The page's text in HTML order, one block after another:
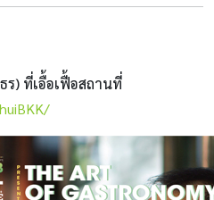
) ที่เอื้อเฟื้อสถานที่